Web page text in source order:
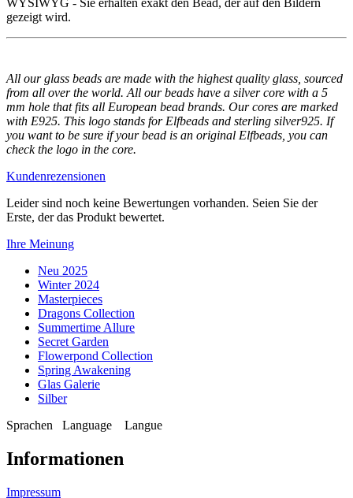
gezeigt wird.
All our glass beads are made with the highest quality glass, sourced
from all over the world. All our beads have a silver core with a 5
mm hole that fits all European bead brands. Our cores are marked
with E925. This logo stands for Elfbeads and sterling silver925. If
you want to be sure if your bead is an original Elfbeads, you can
check the logo in the core.
Kundenrezensionen
Leider sind noch keine Bewertungen vorhanden. Seien Sie der
Erste, der das Produkt bewertet.
Ihre Meinung
Neu 2025
Winter 2024
Masterpieces
Dragons Collection
Summertime Allure
Secret Garden
Flowerpond Collection
Spring Awakening
Glas Galerie
Silber
Sprachen
Language Langue
Informationen
Impressum